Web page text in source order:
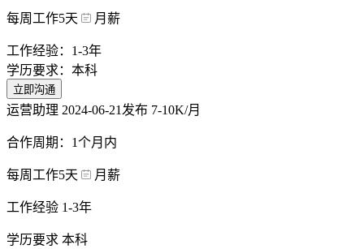
每周工作5天 月薪
工作经验：1-3年
学历要求：本科
立即沟通
运营助理 2024-06-21发布 7-10K/月
合作周期：1个月内
每周工作5天 月薪
工作经验 1-3年
学历要求 本科